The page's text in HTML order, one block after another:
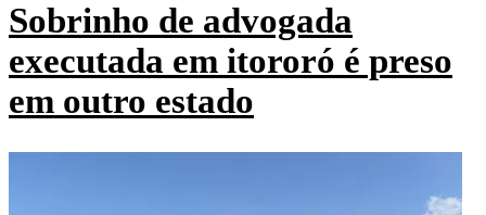
Sobrinho de advogada
executada em itororó é preso
em outro estado